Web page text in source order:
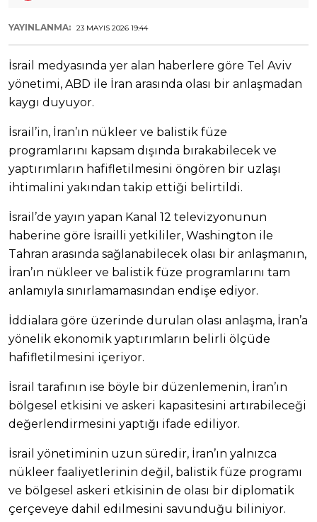
YAYINLANMA: 23 MAYIS 2026 19:44
İsrail medyasında yer alan haberlere göre Tel Aviv
yönetimi, ABD ile İran arasında olası bir anlaşmadan
kaygı duyuyor.
İsrail’in, İran’ın nükleer ve balistik füze
programlarını kapsam dışında bırakabilecek ve
yaptırımların hafifletilmesini öngören bir uzlaşı
ihtimalini yakından takip ettiği belirtildi.
İsrail’de yayın yapan Kanal 12 televizyonunun
haberine göre İsrailli yetkililer, Washington ile
Tahran arasında sağlanabilecek olası bir anlaşmanın,
İran’ın nükleer ve balistik füze programlarını tam
anlamıyla sınırlamamasından endişe ediyor.
İddialara göre üzerinde durulan olası anlaşma, İran’a
yönelik ekonomik yaptırımların belirli ölçüde
hafifletilmesini içeriyor.
İsrail tarafının ise böyle bir düzenlemenin, İran’ın
bölgesel etkisini ve askeri kapasitesini artırabileceği
değerlendirmesini yaptığı ifade ediliyor.
İsrail yönetiminin uzun süredir, İran’ın yalnızca
nükleer faaliyetlerinin değil, balistik füze programı
ve bölgesel askeri etkisinin de olası bir diplomatik
çerçeveye dahil edilmesini savunduğu biliniyor.